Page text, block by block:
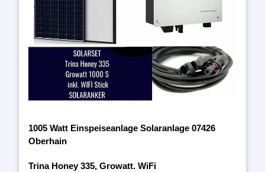
1005 Watt Einspeiseanlage Solaranlage 07426
Oberhain
Trina Honey 335, Growatt. WiFi